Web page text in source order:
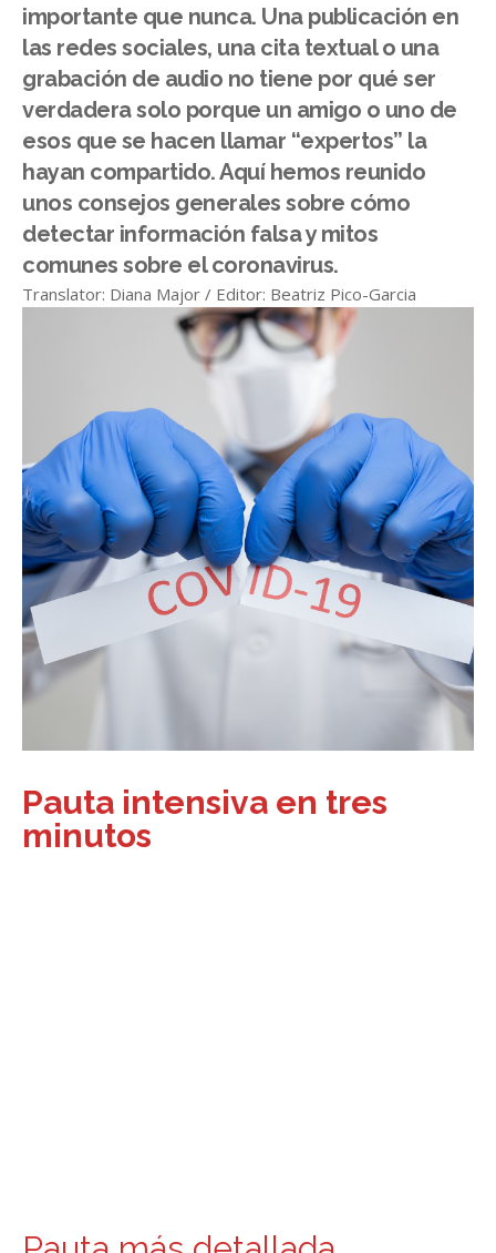
importante que nunca. Una publicación en
las redes sociales, una cita textual o una
grabación de audio no tiene por qué ser
verdadera solo porque un amigo o uno de
esos que se hacen llamar “expertos” la
hayan compartido. Aquí hemos reunido
unos consejos generales sobre cómo
detectar información falsa y mitos
comunes sobre el coronavirus.
Translator: Diana Major / Editor: Beatriz Pico-Garcia
Pauta intensiva en tres
minutos